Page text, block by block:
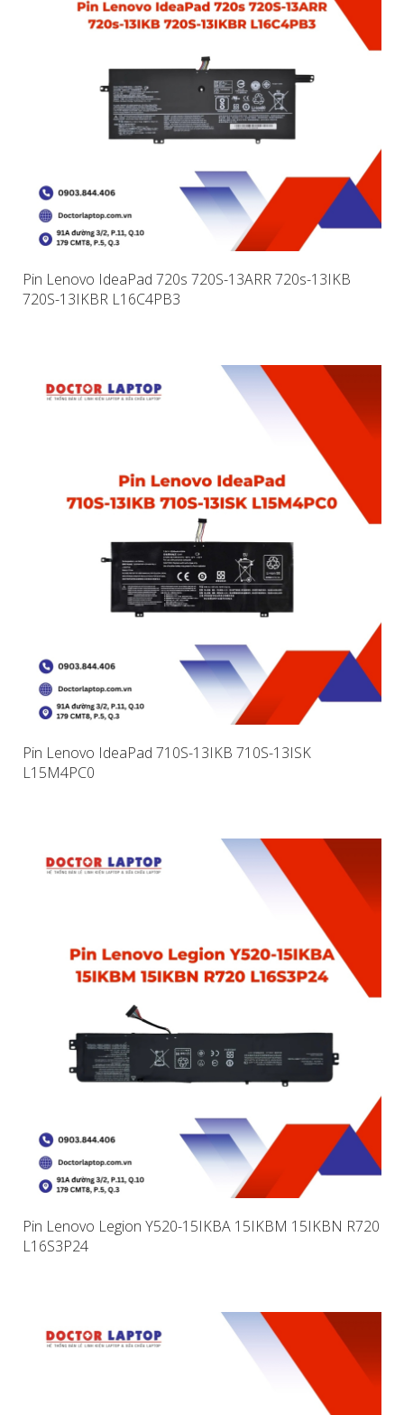
Pin Lenovo IdeaPad 720s 720S-13ARR 720s-13IKB
720S-13IKBR L16C4PB3
Pin Lenovo IdeaPad 710S-13IKB 710S-13ISK
L15M4PC0
Pin Lenovo Legion Y520-15IKBA 15IKBM 15IKBN R720
L16S3P24